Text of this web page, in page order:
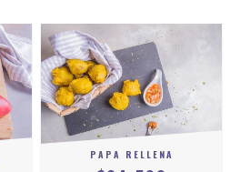
PAPA RELLENA